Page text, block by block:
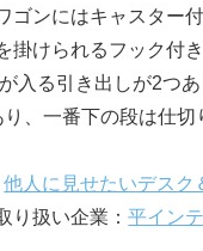
ゴンにはキャスター
掛けられるフック付
入る引き出しが2つ
り、一番下の段は仕切
他人に見せたいデスク
り扱い企業：平イン